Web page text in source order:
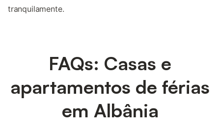
tranquilamente.
FAQs: Casas e
apartamentos de férias
em Albânia